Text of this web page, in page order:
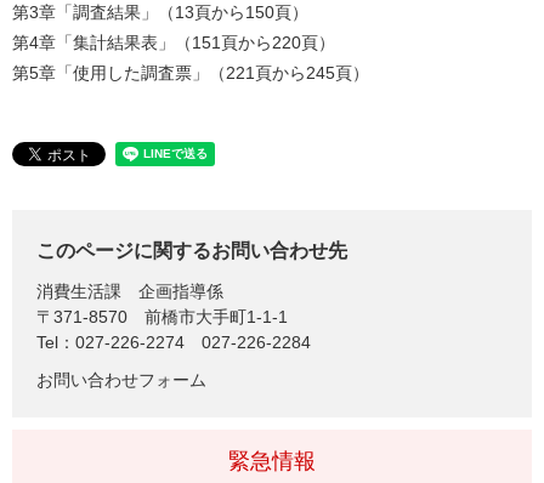
第3章「調査結果」（13頁から150頁）
第4章「集計結果表」（151頁から220頁）
第5章「使用した調査票」（221頁から245頁）
このページに関するお問い合わせ先
消費生活課
企画指導係
〒371-8570
前橋市大手町1-1-1
Tel：027-226-2274 027-226-2284
お問い合わせフォーム
緊急情報